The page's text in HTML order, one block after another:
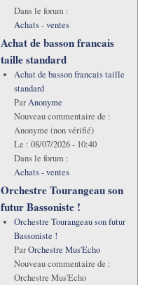
Dans le forum :
Achats - ventes
Achat de basson francais
taille standard
Achat de basson francais taille
standard
ParAnonyme
Nouveau commentaire de :
Anonyme (non vérifié)
Le : 08/07/2026 - 10:40
Dans le forum :
Achats - ventes
Orchestre Tourangeau son
futur Bassoniste !
Orchestre Tourangeau son futur
Bassoniste !
ParOrchestre Mus'Echo
Nouveau commentaire de :
Orchestre Mus'Echo